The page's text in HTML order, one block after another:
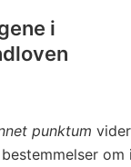
i
punktum